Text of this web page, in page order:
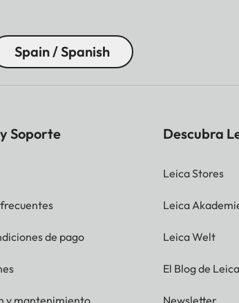
Spain / Spanish
Soporte
de pago
y mantenimiento
Descubra
Leica Stores
Leica
Leica Welt
El Blog de Leica
Newsletter